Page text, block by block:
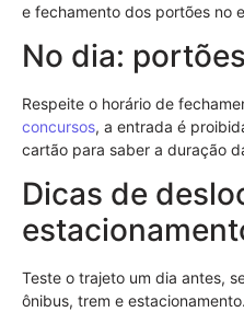
e fechamento dos portões no
No dia:
Respeite o horário de
concursos, a entrada é
cartão para saber a duração
Dicas de
Teste o trajeto um dia antes,
ônibus, trem e